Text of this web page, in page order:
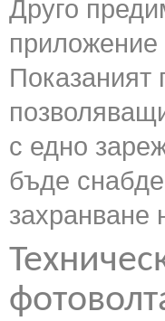
Друго
приложение
Показаният
с едно
бъде
захранване